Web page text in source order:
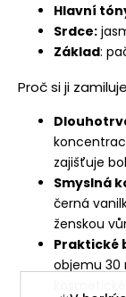
Hlavní
Srdce:
Základ:
Proč si ji
zajišťuje
Smyslná
černá
ženskou
Praktické
objemu 30